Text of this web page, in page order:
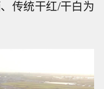
传统干红/干白为